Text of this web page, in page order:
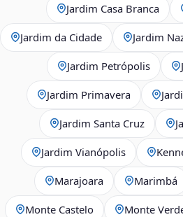
Jardim Casa Branca
Jardim da Cidade Jardim
Jardim Petrópolis
Jardim Primavera
Jardim Santa Cruz
Jardim Vianópolis
Marajoara Marimbá
Monte Castelo Monte